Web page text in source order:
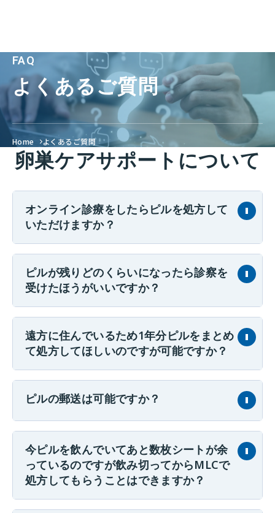
FAQ
よくあるご質問
Home よくあるご質問
卵巣ケアサポートについて
オンライン診療をしたらピルを処方して
いただけますか？
ピルが残りどのくらいになったら診察を
受けたほうがいいですか？
遠方に住んでいるため1年分ピルをまとめ
て処方してほしいのですが可能ですか？
ピルの郵送は可能ですか？
今ピルを飲んでいてあと数枚シートが余
っているのですが飲み切ってからMLCで
処方してもらうことはできますか？